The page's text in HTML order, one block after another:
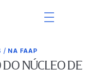
/ NA FAAP
NÚCLEO DE